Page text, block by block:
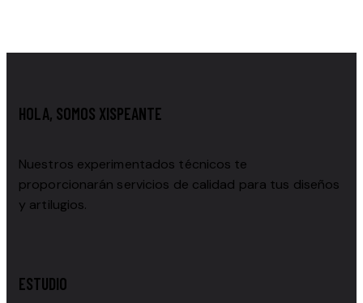
HOLA, SOMOS XISPEANTE
Nuestros experimentados técnicos te
proporcionarán servicios de calidad para tus diseños
y artilugios.
ESTUDIO